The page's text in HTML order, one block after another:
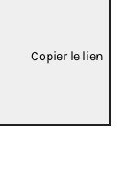
Copier le lien